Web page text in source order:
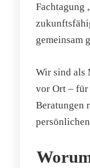
Fachtagung
gemeinsam
Wir sind als
vor Ort – für
Beratungen